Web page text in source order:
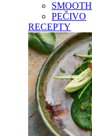
PEČIVO
RECEPTY